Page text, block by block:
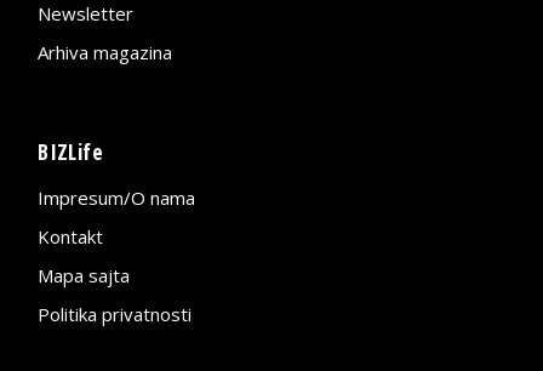
Newsletter
Arhiva magazina
BIZLife
Impresum/O nama
Kontakt
Mapa sajta
Politika privatnosti